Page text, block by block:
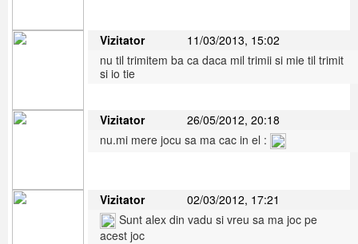
Vizitator
11/03/2013, 15:02
nu til trimitem ba ca daca mil trimii si mie til trimit
si io tie
Vizitator
26/05/2012, 20:18
nu.mi mere jocu sa ma cac in el :
Vizitator
02/03/2012, 17:21
Sunt alex din vadu si vreu sa ma joc pe
acest joc